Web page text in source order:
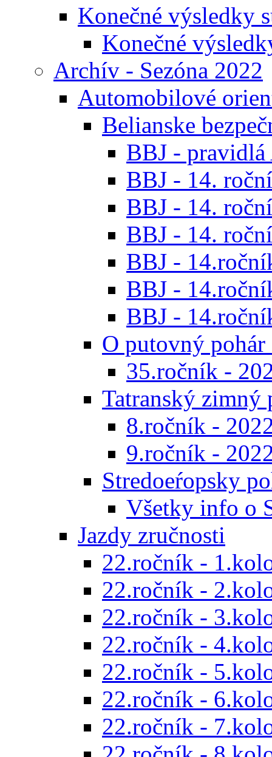
Konečné výsledky
Konečné
Archív - Sezóna 2022
Automobilové
Belianske
BBJ - pravidlá
BBJ - 14.
BBJ - 14.
BBJ - 14.
BBJ -
BBJ -
BBJ -
O putovný
35.ročník -
Tatranský zimný
8.ročník -
9.ročník -
Stredoeŕopsky
Všetky info o
Jazdy zručnosti
22.ročník -
22.ročník -
22.ročník -
22.ročník -
22.ročník -
22.ročník -
22.ročník -